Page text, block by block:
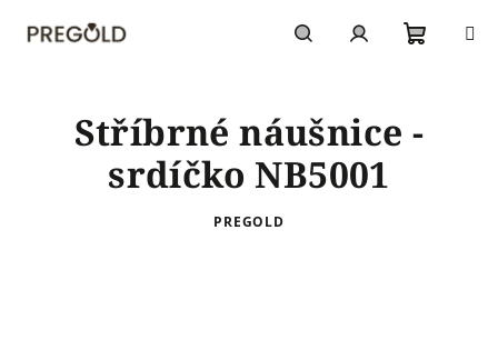
košík
Stříbrné náušnice -
srdíčko NB5001
PREGOLD